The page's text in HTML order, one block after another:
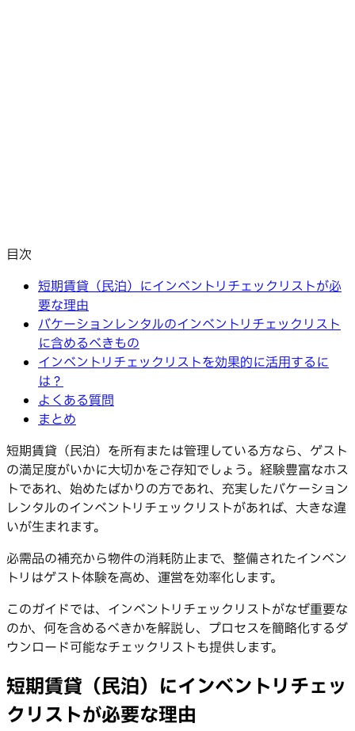
目次
短期賃貸（民泊）にインベントリチェックリストが必
要な理由
バケーションレンタルのインベントリチェックリスト
に含めるべきもの
インベントリチェックリストを効果的に活用するに
は？
よくある質問
まとめ
短期賃貸（民泊）を所有または管理している方なら、ゲスト
の満足度がいかに大切かをご存知でしょう。経験豊富なホス
トであれ、始めたばかりの方であれ、充実したバケーション
レンタルのインベントリチェックリストがあれば、大きな違
いが生まれます。
必需品の補充から物件の消耗防止まで、整備されたインベン
トリはゲスト体験を高め、運営を効率化します。
このガイドでは、インベントリチェックリストがなぜ重要な
のか、何を含めるべきかを解説し、プロセスを簡略化するダ
ウンロード可能なチェックリストも提供します。
短期賃貸（民泊）にインベントリチェッ
クリストが必要な理由